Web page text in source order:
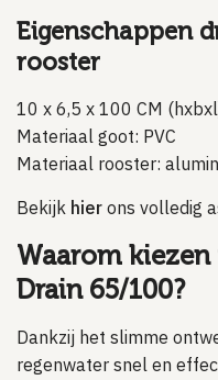
Eigenschappen
rooster
10 x 6,5 x 100 CM
Materiaal goot: PVC
Materiaal rooster:
Bekijk hier ons volledig
Waarom
Drain 65/100?
Dankzij het slimme
regenwater snel en